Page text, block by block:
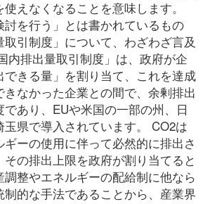
えなくなることを意味します。
討を行う」とは書かれているもの
引制度」について、わざわざ言及
内排出量取引制度」は、政府が企
できる量」を割り当て、これを達成
きなかった企業との間で、余剰排出
あり、EUや米国の一部の州、日
県で導入されています。 CO2は
ーの使用に伴って必然的に排出さ
の排出上限を政府が割り当てると
整やエネルギーの配給制に他なら
的な手法であることから、産業界